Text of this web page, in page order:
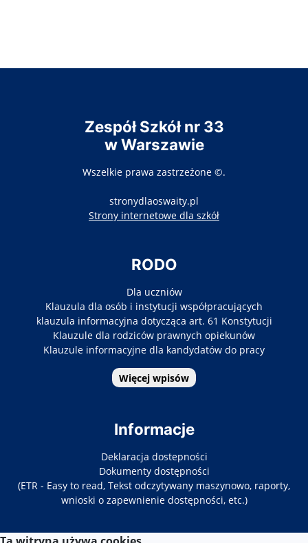
Zespół Szkół nr 33
w Warszawie
Wszelkie prawa zastrzeżone ©.
stronydlaoswaity.pl
Strony internetowe dla szkółotwiera się w
RODO
Dla uczniów
Klauzula dla osób i instytucji współpracujących
klauzula informacyjna dotycząca art. 61 Konstytucji
Klauzule dla rodziców prawnych opiekunów
Klauzule informacyjne dla kandydatów do pracy
Więcej wpisów
Informacje
Deklaracja dostepności
Dokumenty dostępności
(ETR - Easy to read, Tekst odczytywany maszynowo, raporty,
wnioski o zapewnienie dostępności, etc.)